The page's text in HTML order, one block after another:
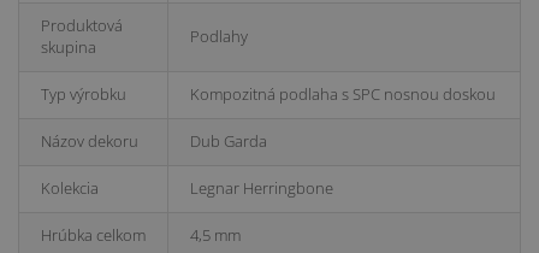
Produktová
skupina
Podlahy
Typ výrobku Kompozitná podlaha s SPC nosnou doskou
Názov dekoru Dub Garda
Kolekcia Legnar Herringbone
Hrúbka celkom 4,5 mm